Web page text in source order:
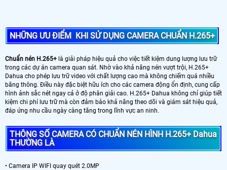
NHỮNG ƯU ĐIỂM KHI SỬ DỤNG CAMERA CHUẨN H.265+
Chuẩn nén H.265+ là giải pháp hiệu quả cho việc tiết kiệm dung lượng lưu trữ
trong các dự án camera quan sát. Nhờ vào khả năng nén vượt trội, H.265+
Dahua cho phép lưu trữ video với chất lượng cao mà không chiếm quá nhiều
băng thông. Điều này đặc biệt hữu ích cho các camera động ổn định, cung cấp
hình ảnh sắc nét ngay cả ở độ phân giải cao. H.265+ Dahua không chỉ giúp tiết
kiệm chi phí lưu trữ mà còn đảm bảo khả năng theo dõi và giám sát hiệu quả,
đáp ứng nhu cầu ngày càng tăng trong lĩnh vực an ninh.
THÔNG SỐ CAMERA CÓ CHUẨN NÉN HÌNH H.265+ Dahua
THƯỜNG LÀ
• Camera IP WIFI quay quét 2.0MP